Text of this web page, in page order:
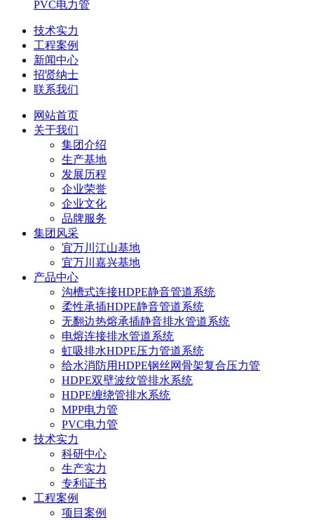
PVC电力管
技术实力
工程案例
新闻中心
招贤纳士
联系我们
网站首页
关于我们
集团介绍
生产基地
发展历程
企业荣誉
企业文化
品牌服务
集团风采
宜万川江山基地
宜万川嘉兴基地
产品中心
沟槽式连接HDPE静音管道系统
柔性承插HDPE静音管道系统
无翻边热熔承插静音排水管道系统
电熔连接排水管道系统
虹吸排水HDPE压力管道系统
给水消防用HDPE钢丝网骨架复合压力管
HDPE双壁波纹管排水系统
HDPE缠绕管排水系统
MPP电力管
PVC电力管
技术实力
科研中心
生产实力
专利证书
工程案例
项目案例